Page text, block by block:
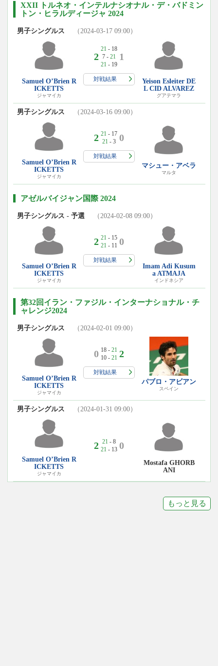
XXII トルネオ・インテルナシオナル・デ・バドミン
トン・ヒラルディージャ 2024
男子シングルス （2024-03-17 09:00）
Samuel O’Brien R
ICKETTS
ジャマイカ
2
21 - 18
7 - 21
21 - 19
1
対戦結果
Yeison Esleiter DE
L CID ALVAREZ
グアテマラ
男子シングルス （2024-03-16 09:00）
Samuel O’Brien R
ICKETTS
ジャマイカ
2 21 - 17
21 - 3 0
対戦結果
マシュー・アベラ
マルタ
アゼルバイジャン国際 2024
男子シングルス - 予選 （2024-02-08 09:00）
Samuel O’Brien R
ICKETTS
ジャマイカ
2 21 - 15
21 - 11 0
対戦結果
Imam Adi Kusum
a ATMAJA
インドネシア
第32回イラン・ファジル・インターナショナル・チ
ャレンジ2024
男子シングルス （2024-02-01 09:00）
Samuel O’Brien R
ICKETTS
ジャマイカ
0 18 - 21
10 - 21 2
対戦結果
パブロ・アビアン
スペイン
男子シングルス （2024-01-31 09:00）
Samuel O’Brien R
ICKETTS
ジャマイカ
2 21 - 8
21 - 13 0
Mostafa GHORB
ANI
もっと見る